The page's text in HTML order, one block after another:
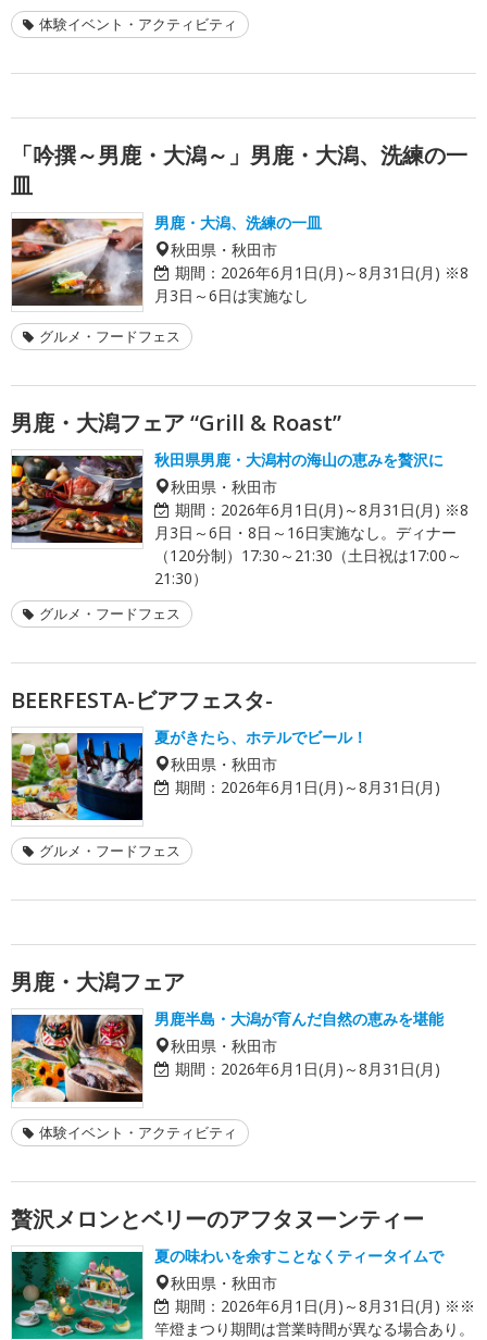
体験イベント・アクティビティ
「吟撰～男鹿・大潟～」男鹿・大潟、洗練の一
皿
男鹿・大潟、洗練の一皿
秋田県・秋田市
期間： 2026年6月1日(月)～8月31日(月) ※8
月3日～6日は実施なし
グルメ・フードフェス
男鹿・大潟フェア “Grill & Roast”
秋田県男鹿・大潟村の海山の恵みを贅沢に
秋田県・秋田市
期間： 2026年6月1日(月)～8月31日(月) ※8
月3日～6日・8日～16日実施なし。ディナー
（120分制）17:30～21:30（土日祝は17:00～
21:30）
グルメ・フードフェス
BEERFESTA-ビアフェスタ-
夏がきたら、ホテルでビール！
秋田県・秋田市
期間： 2026年6月1日(月)～8月31日(月)
グルメ・フードフェス
男鹿・大潟フェア
男鹿半島・大潟が育んだ自然の恵みを堪能
秋田県・秋田市
期間： 2026年6月1日(月)～8月31日(月)
体験イベント・アクティビティ
贅沢メロンとベリーのアフタヌーンティー
夏の味わいを余すことなくティータイムで
秋田県・秋田市
期間： 2026年6月1日(月)～8月31日(月) ※※
竿燈まつり期間は営業時間が異なる場合あり。